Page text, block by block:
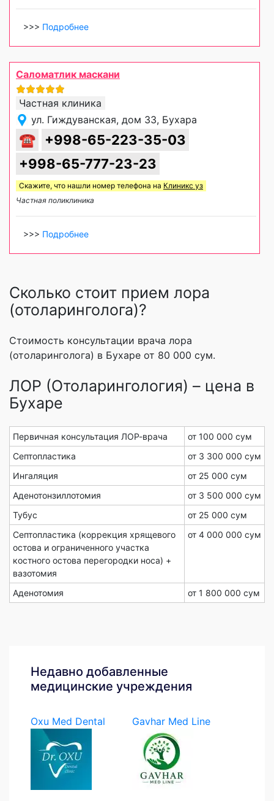
>>> Подробнее
Саломатлик маскани
Частная клиника
ул. Гиждуванская, дом 33, Бухара
☎
+998-65-223-35-03
+998-65-777-23-23
Скажите, что нашли номер телефона на Клиникс уз
Частная поликлиника
>>> Подробнее
Сколько стоит прием лора
(отоларинголога)?
Стоимость консультации врача лора
(отоларинголога) в Бухаре от 80 000 сум.
ЛОР (Отоларингология) – цена в
Бухаре
Первичная консультация ЛОР-врача
от 100 000 сум
Септопластика
от 3 300 000 сум
Ингаляция
от 25 000 сум
Аденотонзиллотомия
от 3 500 000 сум
Тубус
от 25 000 сум
Септопластика (коррекция хрящевого
остова и ограниченного участка
костного остова перегородки носа) +
вазотомия
от 4 000 000 сум
Аденотомия от 1 800 000 сум
Недавно добавленные
медицинские учреждения
Oxu Med Dental Gavhar Med Line